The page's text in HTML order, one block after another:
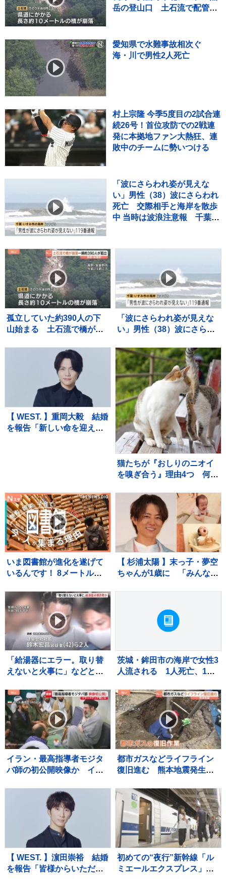
岳の登山口 土石流で配管壊
愛知県で水難事故相次ぐ
海・川で男性2人死亡
村上宗隆 今季5度目の2試合連
続26号！首位攻防での2戦連
発に本拠地ファン大熱狂、連
敗中のチームに勢いつける
「波にさらわれ姿が見えな
い」男性（38）波にさらわれ
死亡 交際相手と海岸を散歩
中 当時は波浪注意報 千葉・
孤立していた約390人の下
山始まる 土石流で橋が崩
プス燕岳の登山口 土石流
で配管壊れ約1600軒の旅
館・別荘に温泉のお湯供給
「波にさらわれ姿が見えな
い」男性（38）波にさらわ
散歩中 当時は波浪注意報
千葉・いすみ市
【 WEST. 】重岡大毅 結婚
を報告「新しい命を迎えま
猫たちが『おしりのニオイ
を嗅ぎ合う』理由4つ 何を
つ意味を解説
いま図書館が進化を遂げて
いるんです！ 8メートルの
ー、音楽スタジオまで！ 図
書館の専門家が厳選した進
化系図書館ベスト7をご紹
介！
【 杉浦太陽 】末っ子・夢空
ちゃんが1歳に 「みんなに
「給湯器にエラー。取り替
えないと火事に」などとウ
すまし工事代金だまし取ろ
うとしたか 建築会社社長の
男ら2人逮捕 東京・足立区
茨城・鉾田市の海岸で女性3
人流される 1人死亡、1人
ドランド」近くで遊泳禁止
エリア
イラン・最高指導者モジタ
バ師の初公開映像か イラ
都市ガスなどライフライン
復旧進む 熊本地震発生か
で都市ガス供給止まるが5割
ほど復旧 残る世帯も今週
中に復旧の見通し
【 WEST. 】濵田崇裕 結婚
を報告「皆様からいただい
初めての“夜行”新幹線「ル
ミエールエクスプレス」昨